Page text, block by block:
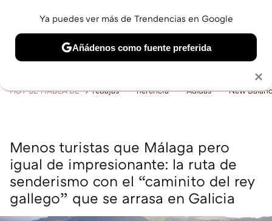
BELLEZA SHOPPING VIAJES GASTRO SNEAKERS
HOY SE HABLA DE rebajas herencia Adidas New
Menos turistas que Málaga pero
igual de impresionante: la ruta de
senderismo con el “caminito del rey
gallego” que se arrasa en Galicia
×
Ya puedes ver más de Trendencias en Google
Añádenos como fuente preferida